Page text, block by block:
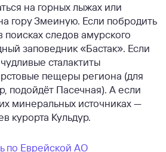
на горных лыжах или
гору Змеиную. Если побродить
следов амурского
заповедник «Бастак». Если
сталактиты
пещеры региона (для
подойдёт Пасечная). А если
минеральных источниках —
курорта Кульдур.
по Еврейской АО